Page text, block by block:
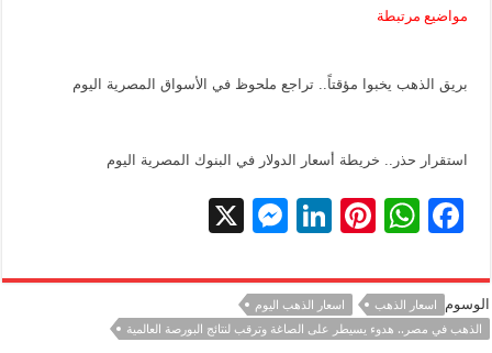
مواضيع مرتبطة
بريق الذهب يخبوا مؤقتاً.. تراجع ملحوظ في الأسواق المصرية اليوم
استقرار حذر.. خريطة أسعار الدولار في البنوك المصرية اليوم
F
e
b
W
at
sA
Pi
er
es
Li
k
e
M
se
n
الوسوم اسعار الذهب
اسعار الذهب اليوم
الذهب في مصر.. هدوء يسيطر على الصاغة وترقب لنتائج البورصة العالمية